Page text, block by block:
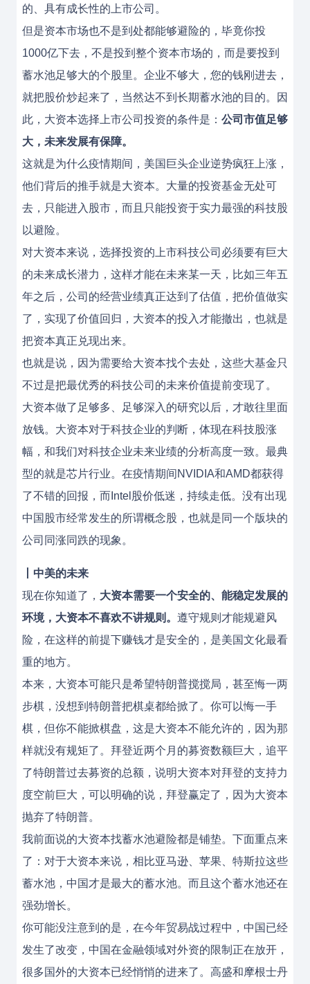
的、具有成长性的上市公司。
但是资本市场也不是到处都能够避险的，毕竟你投
1000亿下去，不是投到整个资本市场的，而是要投到
蓄水池足够大的个股里。企业不够大，您的钱刚进去，
就把股价炒起来了，当然达不到长期蓄水池的目的。因
此，大资本选择上市公司投资的条件是： 公司市值足够
大，未来发展有保障。
这就是为什么疫情期间，美国巨头企业逆势疯狂上涨，
他们背后的推手就是大资本。大量的投资基金无处可
去，只能进入股市，而且只能投资于实力最强的科技股
以避险。
对大资本来说，选择投资的上市科技公司必须要有巨大
的未来成长潜力，这样才能在未来某一天，比如三年五
年之后，公司的经营业绩真正达到了估值，把价值做实
了，实现了价值回归，大资本的投入才能撤出，也就是
把资本真正兑现出来。
也就是说，因为需要给大资本找个去处，这些大基金只
不过是把最优秀的科技公司的未来价值提前变现了。
大资本做了足够多、足够深入的研究以后，才敢往里面
放钱。大资本对于科技企业的判断，体现在科技股涨
幅，和我们对科技企业未来业绩的分析高度一致。最典
型的就是芯片行业。在疫情期间NVIDIA和AMD都获得
了不错的回报，而Intel股价低迷，持续走低。没有出现
中国股市经常发生的所谓概念股，也就是同一个版块的
公司同涨同跌的现象。
中美的未来
现在你知道了， 大资本需要一个安全的、能稳定发展的
环境，大资本不喜欢不讲规则。 遵守规则才能规避风
险，在这样的前提下赚钱才是安全的，是美国文化最看
重的地方。
本来，大资本可能只是希望特朗普搅搅局，甚至悔一两
步棋，没想到特朗普把棋桌都给掀了。你可以悔一手
棋，但你不能掀棋盘，这是大资本不能允许的，因为那
样就没有规矩了。拜登近两个月的募资数额巨大，追平
了特朗普过去募资的总额，说明大资本对拜登的支持力
度空前巨大，可以明确的说，拜登赢定了，因为大资本
抛弃了特朗普。
我前面说的大资本找蓄水池避险都是铺垫。下面重点来
了：对于大资本来说，相比亚马逊、苹果、特斯拉这些
蓄水池，中国才是最大的蓄水池。而且这个蓄水池还在
强劲增长。
你可能没注意到的是，在今年贸易战过程中，中国已经
发生了改变，中国在金融领域对外资的限制正在放开，
很多国外的大资本已经悄悄的进来了。高盛和摩根士丹